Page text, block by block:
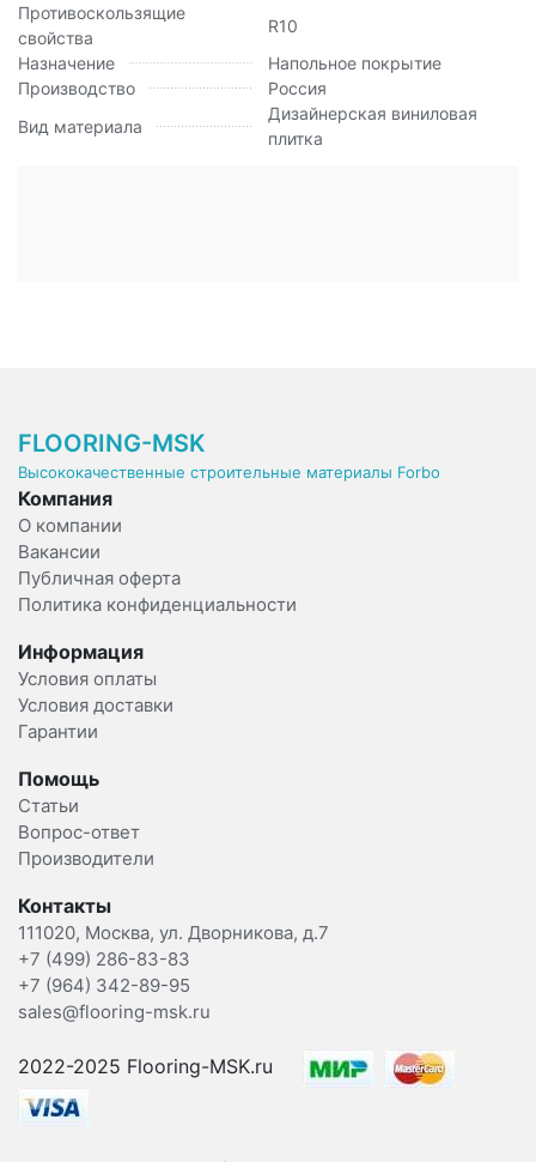
Противоскользящие
свойства
R10
Назначение
Напольное покрытие
Производство
Россия
Вид материала
Дизайнерская виниловая
плитка
FLOORING-MSK
Высококачественные строительные материалы Forbo
Компания
О компании
Вакансии
Публичная оферта
Политика конфиденциальности
Информация
Условия оплаты
Условия доставки
Гарантии
Помощь
Статьи
Вопрос-ответ
Производители
Контакты
111020, Москва, ул. Дворникова, д.7
+7 (499) 286-83-83
+7 (964) 342-89-95
sales@flooring-msk.ru
2022-2025 Flooring-MSK.ru